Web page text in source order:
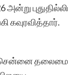
அன்று
கவுரவித்தார்.
சென்னை